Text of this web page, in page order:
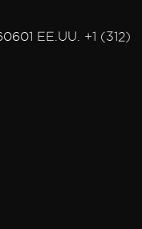
EE.UU. +1 (312)